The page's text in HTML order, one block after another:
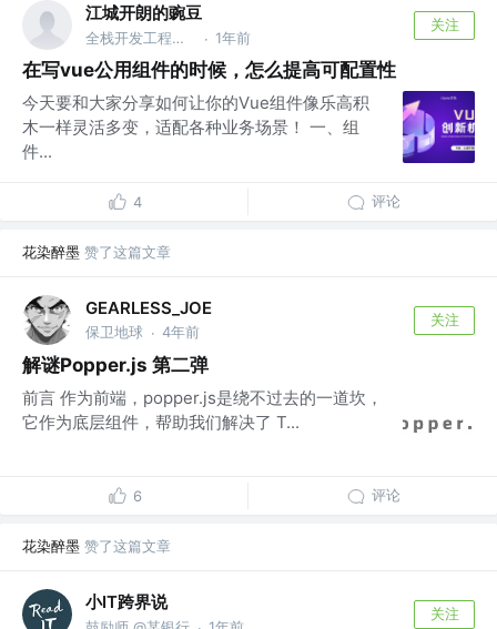
江城开朗的豌豆
全栈开发工程师 ｜ https://yangtao.xyz/#/ · 1年前
关注
在写vue公用组件的时候，怎么提高可配置性
今天要和大家分享如何让你的Vue组件像乐高积
木一样灵活多变，适配各种业务场景！ 一、组
件...
4 评论
花染醉墨 赞了这篇文章
GEARLESS_JOE
保卫地球 · 4年前
关注
解谜Popper.js 第二弹
前言 作为前端，popper.js是绕不过去的一道坎，
它作为底层组件，帮助我们解决了 T...
6 评论
花染醉墨 赞了这篇文章
小IT跨界说
关注